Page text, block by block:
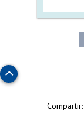
Subir
Compartir: